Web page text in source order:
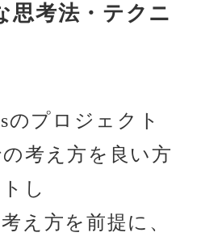
思考法・テクニ
のプロジェクト
考え方を良い方
し
え方を前提に、